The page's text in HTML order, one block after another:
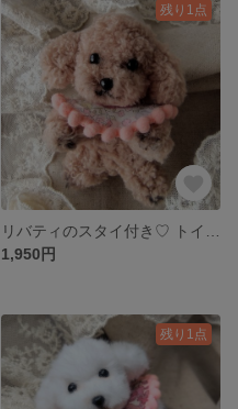
残り1点
1,950円
残り1点